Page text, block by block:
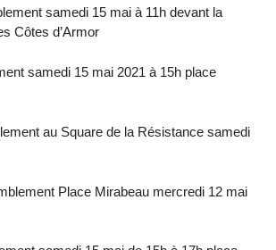
samedi 15 mai à 11h devant la
Côtes d’Armor
samedi 15 mai 2021 à 15h place
au Square de la Résistance samedi
Place Mirabeau mercredi 12 mai